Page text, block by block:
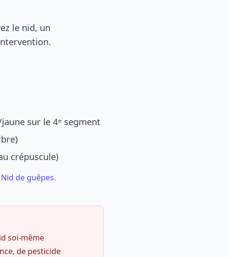
le nid, un
sur le 4ᵉ segment
crépuscule)
Nid de guêpes.
soi-même
de pesticide